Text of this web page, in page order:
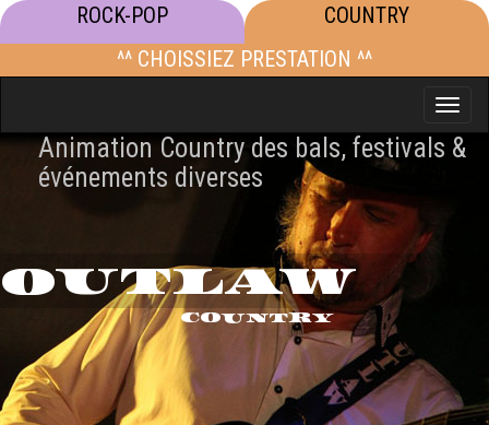
ROCK-POP
COUNTRY
^^ CHOISSIEZ PRESTATION ^^
Toggle
Animation Country des bals, festivals &
événements diverses
OUTLAW
COUNTRY